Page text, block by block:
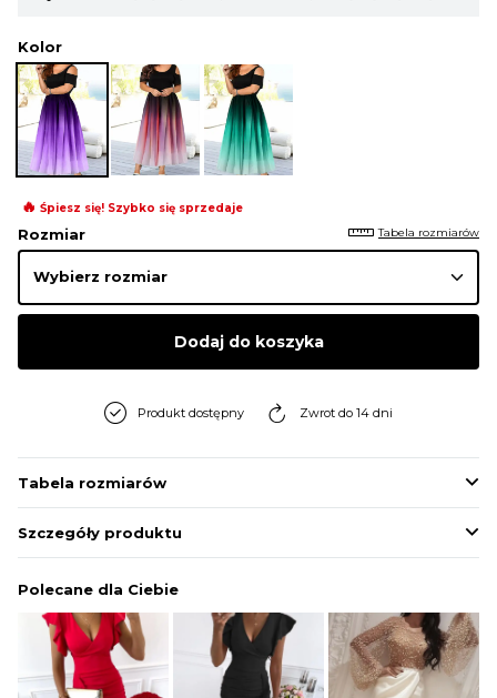
OKRYCIA WIERZCHNIE
Kolor
🔥 Śpiesz się! Szybko się sprzedaje
Rozmiar Tabela rozmiarów
Dodaj do koszyka
Produkt dostępny Zwrot do 14 dni
Tabela rozmiarów
Szczegóły produktu
Polecane dla Ciebie